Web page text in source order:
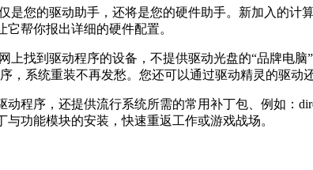
您的驱动助手，还将是您的硬件助手。新加入的计
帮你报出详细的硬件配置。
找到驱动程序的设备，不提供驱动光盘的“品牌电脑
，系统重装不再发愁。您还可以通过驱动精灵的驱动
序，还提供流行系统所需的常用补丁包、例如：
功能模块的安装，快速重返工作或游戏战场。